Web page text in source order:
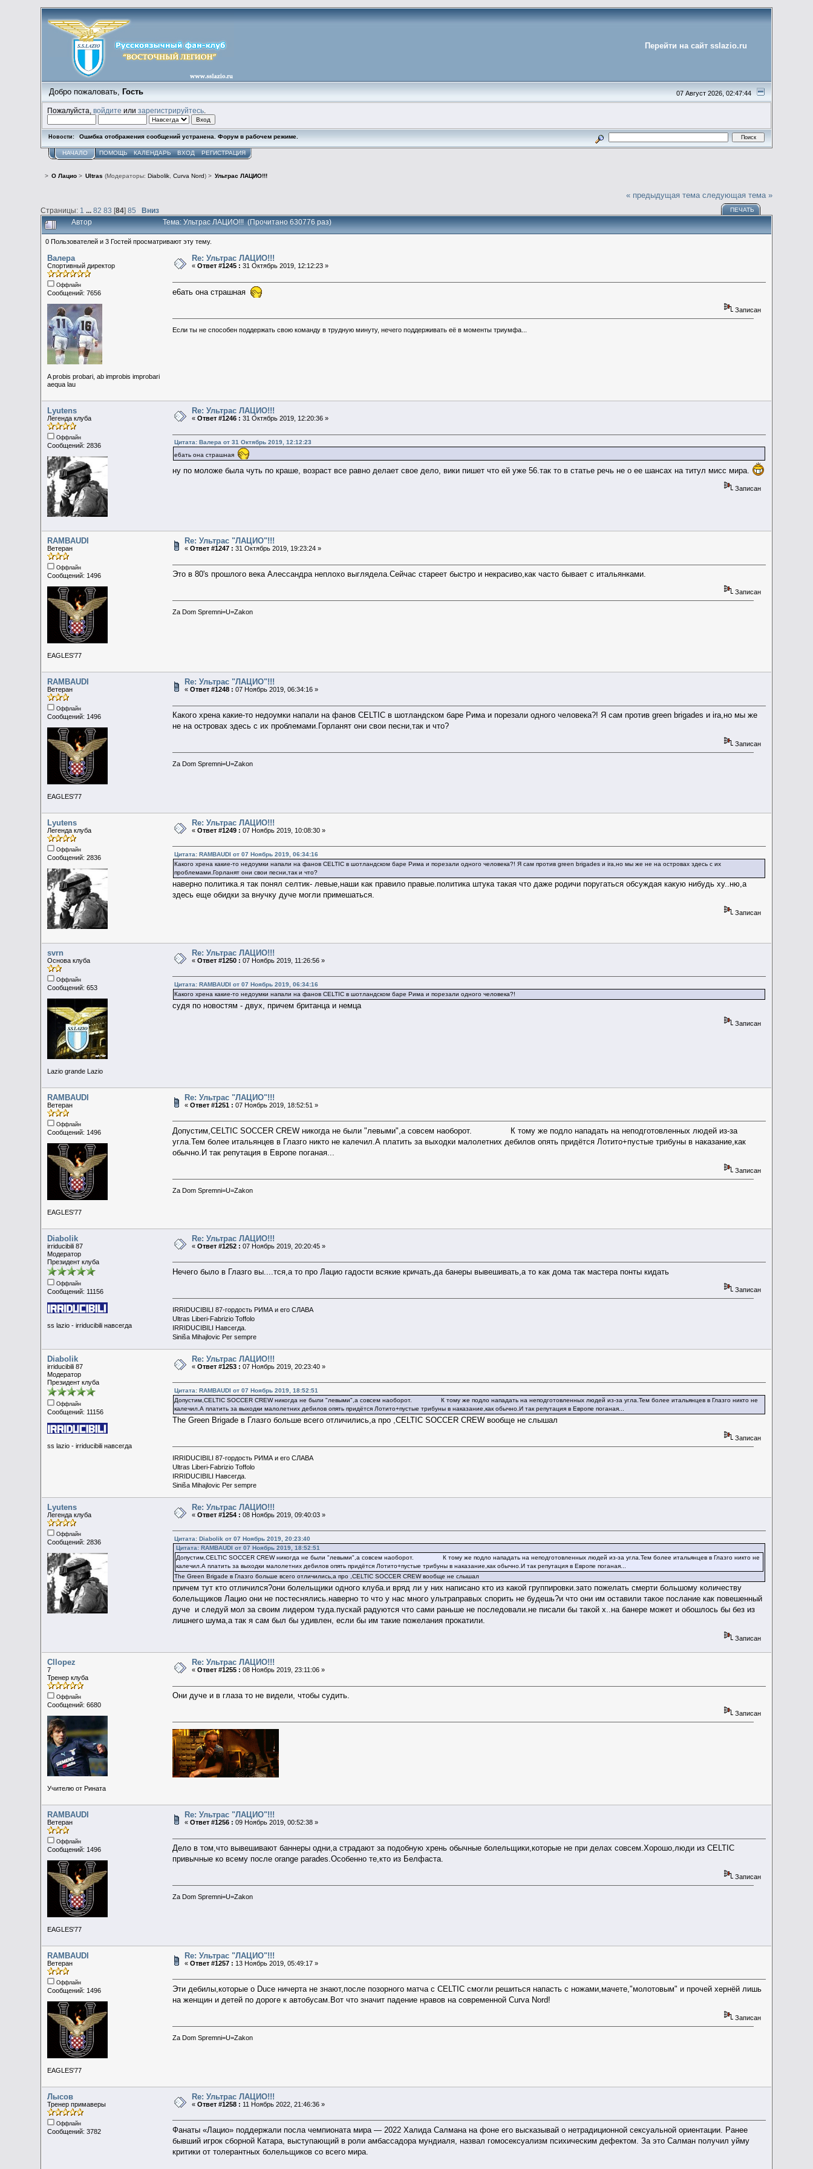
Перейти на сайт sslazio.ru
07 Август 2026, 02:47:44
Добро пожаловать, Гость
Пожалуйста,войдите илизарегистрируйтесь
Новости: Ошибка отображения сообщений устранена. Форум в рабочем режиме.
НАЧАЛО ПОМОЩЬ КАЛЕНДАРЬ ВХОД РЕГИСТРАЦИЯ
> О Лацио> Ultras (Модераторы: Diabolik, Curva Nord) > Ультрас ЛАЦИО!!!
« предыдущая тема следующая тема »
Страницы: 1 ...82 83 [84]85 Вниз ПЕЧАТЬ
Автор Тема: Ультрас ЛАЦИО!!! (Прочитано 630776 раз)
0 Пользователей и 3 Гостей просматривают эту тему.
Валера
Спортивный директор
Оффлайн
Сообщений: 7656
A probis probari, ab improbis improbari
aequa lau
Re: Ультрас ЛАЦИО!!!
«Ответ #1245 : 31 Октябрь 2019, 12:12:23 »
е6ать она страшная
Записан
Если ты не способен поддержать свою команду в трудную минуту, нечего поддерживать её в моменты триумфа...
Lyutens
Легенда клуба
Оффлайн
Сообщений: 2836
Re: Ультрас ЛАЦИО!!!
«Ответ #1246 : 31 Октябрь 2019, 12:20:36 »
Цитата: Валера от 31 Октябрь 2019, 12:12:23
е6ать она страшная
ну по моложе была чуть по краше, возраст все равно делает свое дело, вики пишет что ей уже 56.так то в статье речь не о ее шансах на титул мисс мира.
Записан
RAMBAUDI
Ветеран
Оффлайн
Сообщений: 1496
EAGLES'77
Re: Ультрас "ЛАЦИО"!!!
«Ответ #1247 : 31 Октябрь 2019, 19:23:24 »
Это в 80's прошлого века Алессандра неплохо выглядела.Сейчас стареет быстро и некрасиво,как часто бывает с итальянками.
Записан
Za Dom Spremni=U=Zakon
RAMBAUDI
Ветеран
Оффлайн
Сообщений: 1496
EAGLES'77
Re: Ультрас "ЛАЦИО"!!!
«Ответ #1248 : 07 Ноябрь 2019, 06:34:16 »
Какого хрена какие-то недоумки напали на фанов CELTIC в шотландском баре Рима и порезали одного человека?! Я сам против green brigades и ira,но мы же
не на островах здесь с их проблемами.Горланят они свои песни,так и что?
Записан
Za Dom Spremni=U=Zakon
Lyutens
Легенда клуба
Оффлайн
Сообщений: 2836
Re: Ультрас ЛАЦИО!!!
«Ответ #1249 : 07 Ноябрь 2019, 10:08:30 »
Цитата: RAMBAUDI от 07 Ноябрь 2019, 06:34:16
Какого хрена какие-то недоумки напали на фанов CELTIC в шотландском баре Рима и порезали одного человека?! Я сам против green brigades и ira,но мы же не на островах здесь с их
проблемами.Горланят они свои песни,так и что?
наверно политика.я так понял селтик- левые,наши как правило правые.политика штука такая что даже родичи поругаться обсуждая какую нибудь ху..ню,а
здесь еще обидки за внучку дуче могли примешаться.
Записан
svrn
Основа клуба
Оффлайн
Сообщений: 653
Lazio grande Lazio
Re: Ультрас ЛАЦИО!!!
«Ответ #1250 : 07 Ноябрь 2019, 11:26:56 »
Цитата: RAMBAUDI от 07 Ноябрь 2019, 06:34:16
Какого хрена какие-то недоумки напали на фанов CELTIC в шотландском баре Рима и порезали одного человека?!
судя по новостям - двух, причем британца и немца
Записан
RAMBAUDI
Ветеран
Оффлайн
Сообщений: 1496
EAGLES'77
Re: Ультрас "ЛАЦИО"!!!
«Ответ #1251 : 07 Ноябрь 2019, 18:52:51 »
Допустим,CELTIC SOCCER CREW никогда не были "левыми",а совсем наоборот. К тому же подло нападать на неподготовленных людей из-за
угла.Тем более итальянцев в Глазго никто не калечил.А платить за выходки малолетних дебилов опять придётся Лотито+пустые трибуны в наказание,как
обычно.И так репутация в Европе поганая...
Записан
Za Dom Spremni=U=Zakon
Diabolik
irriducibili 87
Модератор
Президент клуба
Оффлайн
Сообщений: 11156
ss lazio - irriducibili навсегда
Re: Ультрас ЛАЦИО!!!
«Ответ #1252 : 07 Ноябрь 2019, 20:20:45 »
Нечего было в Глазго вы....тся,а то про Лацио гадости всякие кричать,да банеры вывешивать,а то как дома так мастера понты кидать
Записан
IRRIDUCIBILI 87-гордость РИМА и его СЛАВА
Ultras Liberi-Fabrizio Toffolo
IRRIDUCIBILI Навсегда.
Siniša Mihajlovic Per sempre
Diabolik
irriducibili 87
Модератор
Президент клуба
Оффлайн
Сообщений: 11156
ss lazio - irriducibili навсегда
Re: Ультрас ЛАЦИО!!!
«Ответ #1253 : 07 Ноябрь 2019, 20:23:40 »
Цитата: RAMBAUDI от 07 Ноябрь 2019, 18:52:51
Допустим,CELTIC SOCCER CREW никогда не были "левыми",а совсем наоборот. К тому же подло нападать на неподготовленных людей из-за угла.Тем более итальянцев в Глазго никто не
калечил.А платить за выходки малолетних дебилов опять придётся Лотито+пустые трибуны в наказание,как обычно.И так репутация в Европе поганая...
The Green Brigade в Глазго больше всего отличились,а про ,CELTIC SOCCER CREW вообще не слышал
Записан
IRRIDUCIBILI 87-гордость РИМА и его СЛАВА
Ultras Liberi-Fabrizio Toffolo
IRRIDUCIBILI Навсегда.
Siniša Mihajlovic Per sempre
Lyutens
Легенда клуба
Оффлайн
Сообщений: 2836
Re: Ультрас ЛАЦИО!!!
«Ответ #1254 : 08 Ноябрь 2019, 09:40:03 »
Цитата: Diabolik от 07 Ноябрь 2019, 20:23:40
Цитата: RAMBAUDI от 07 Ноябрь 2019, 18:52:51
Допустим,CELTIC SOCCER CREW никогда не были "левыми",а совсем наоборот. К тому же подло нападать на неподготовленных людей из-за угла.Тем более итальянцев в Глазго никто не
калечил.А платить за выходки малолетних дебилов опять придётся Лотито+пустые трибуны в наказание,как обычно.И так репутация в Европе поганая...
The Green Brigade в Глазго больше всего отличились,а про ,CELTIC SOCCER CREW вообще не слышал
причем тут кто отличился?они болельщики одного клуба.и вряд ли у них написано кто из какой группировки.зато пожелать смерти большому количеству
болельщиков Лацио они не постеснялись.наверно то что у нас много ультраправых спорить не будешь?и что они им оставили такое послание как повешенный
дуче и следуй мол за своим лидером туда.пускай радуются что сами раньше не последовали.не писали бы такой х..на банере может и обошлось бы без из
лишнего шума,а так я сам был бы удивлен, если бы им такие пожелания прокатили.
Записан
Cllopez
7
Тренер клуба
Оффлайн
Сообщений: 6680
Учителю от Рината
Re: Ультрас ЛАЦИО!!!
«Ответ #1255 : 08 Ноябрь 2019, 23:11:06 »
Они дуче и в глаза то не видели, чтобы судить.
Записан
RAMBAUDI
Ветеран
Оффлайн
Сообщений: 1496
EAGLES'77
Re: Ультрас "ЛАЦИО"!!!
«Ответ #1256 : 09 Ноябрь 2019, 00:52:38 »
Дело в том,что вывешивают баннеры одни,а страдают за подобную хрень обычные болельщики,которые не при делах совсем.Хорошо,люди из CELTIC
привычные ко всему после orange parades.Особенно те,кто из Белфаста.
Записан
Za Dom Spremni=U=Zakon
RAMBAUDI
Ветеран
Оффлайн
Сообщений: 1496
EAGLES'77
Re: Ультрас "ЛАЦИО"!!!
«Ответ #1257 : 13 Ноябрь 2019, 05:49:17 »
Эти дебилы,которые о Duce ничерта не знают,после позорного матча с CELTIC смогли решиться напасть с ножами,мачете,"молотовым" и прочей хернёй лишь
на женщин и детей по дороге к автобусам.Вот что значит падение нравов на современной Curva Nord!
Записан
Za Dom Spremni=U=Zakon
Лысов
Тренер примаверы
Оффлайн
Сообщений: 3782
Re: Ультрас ЛАЦИО!!!
«Ответ #1258 : 11 Ноябрь 2022, 21:46:36 »
Фанаты «Лацио» поддержали посла чемпионата мира — 2022 Халида Салмана на фоне его высказывай о нетрадиционной сексуальной ориентации. Ранее
бывший игрок сборной Катара, выступающий в роли амбассадора мундиаля, назвал гомосексуализм психическим дефектом. За это Салман получил уйму
критики от толерантных болельщиков со всего мира.